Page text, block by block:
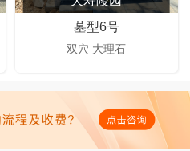
墓型6号
双穴 大理石